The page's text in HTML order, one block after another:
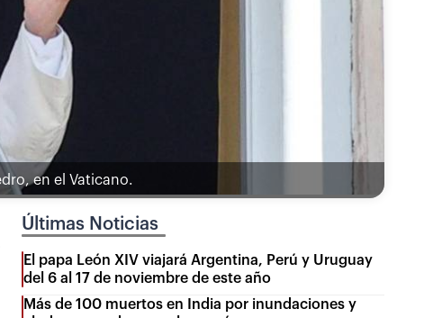
en el Vaticano.
Últimas Noticias
El papa León XIV viajará Argentina, Perú y Uruguay
del 6 al 17 de noviembre de este año
Más de 100 muertos en India por inundaciones y